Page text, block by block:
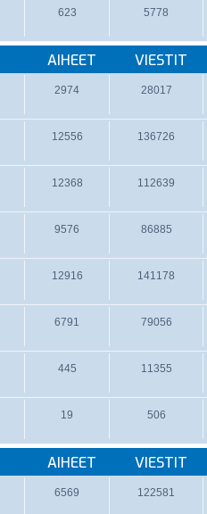
623 5778
AIHEET VIESTIT
2974 28017
12556 136726
12368 112639
9576 86885
12916 141178
6791 79056
445 11355
19 506
AIHEET VIESTIT
6569 122581